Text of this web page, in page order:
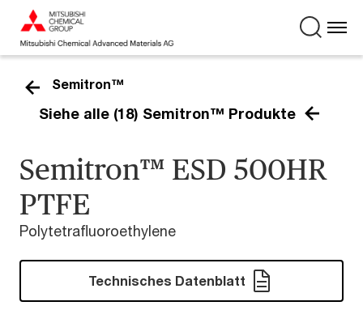
Semitron™
Siehe alle (18) Semitron™ Produkte
Semitron™ ESD 500HR
PTFE
Polytetrafluoroethylene
Technisches Datenblatt